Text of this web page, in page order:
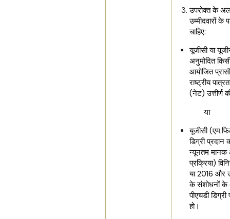
उपरोक्त के
उम्मीदवारों के
चाहिए:
यूजीसी या
अनुमोदित
आयोजित
राष्ट्रीय
(नेट) उत्तीर्ण
या
यूजीसी
डिग्री
न्यूनतम
प्रक्रिया)
या 2016 और
के संशोधनों के
पीएचडी डिग्री
हो।